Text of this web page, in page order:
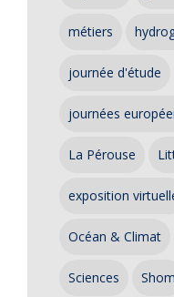
métiers
journée d'étude
journées
La Pérouse
exposition
Océan & Climat
Sciences Shom